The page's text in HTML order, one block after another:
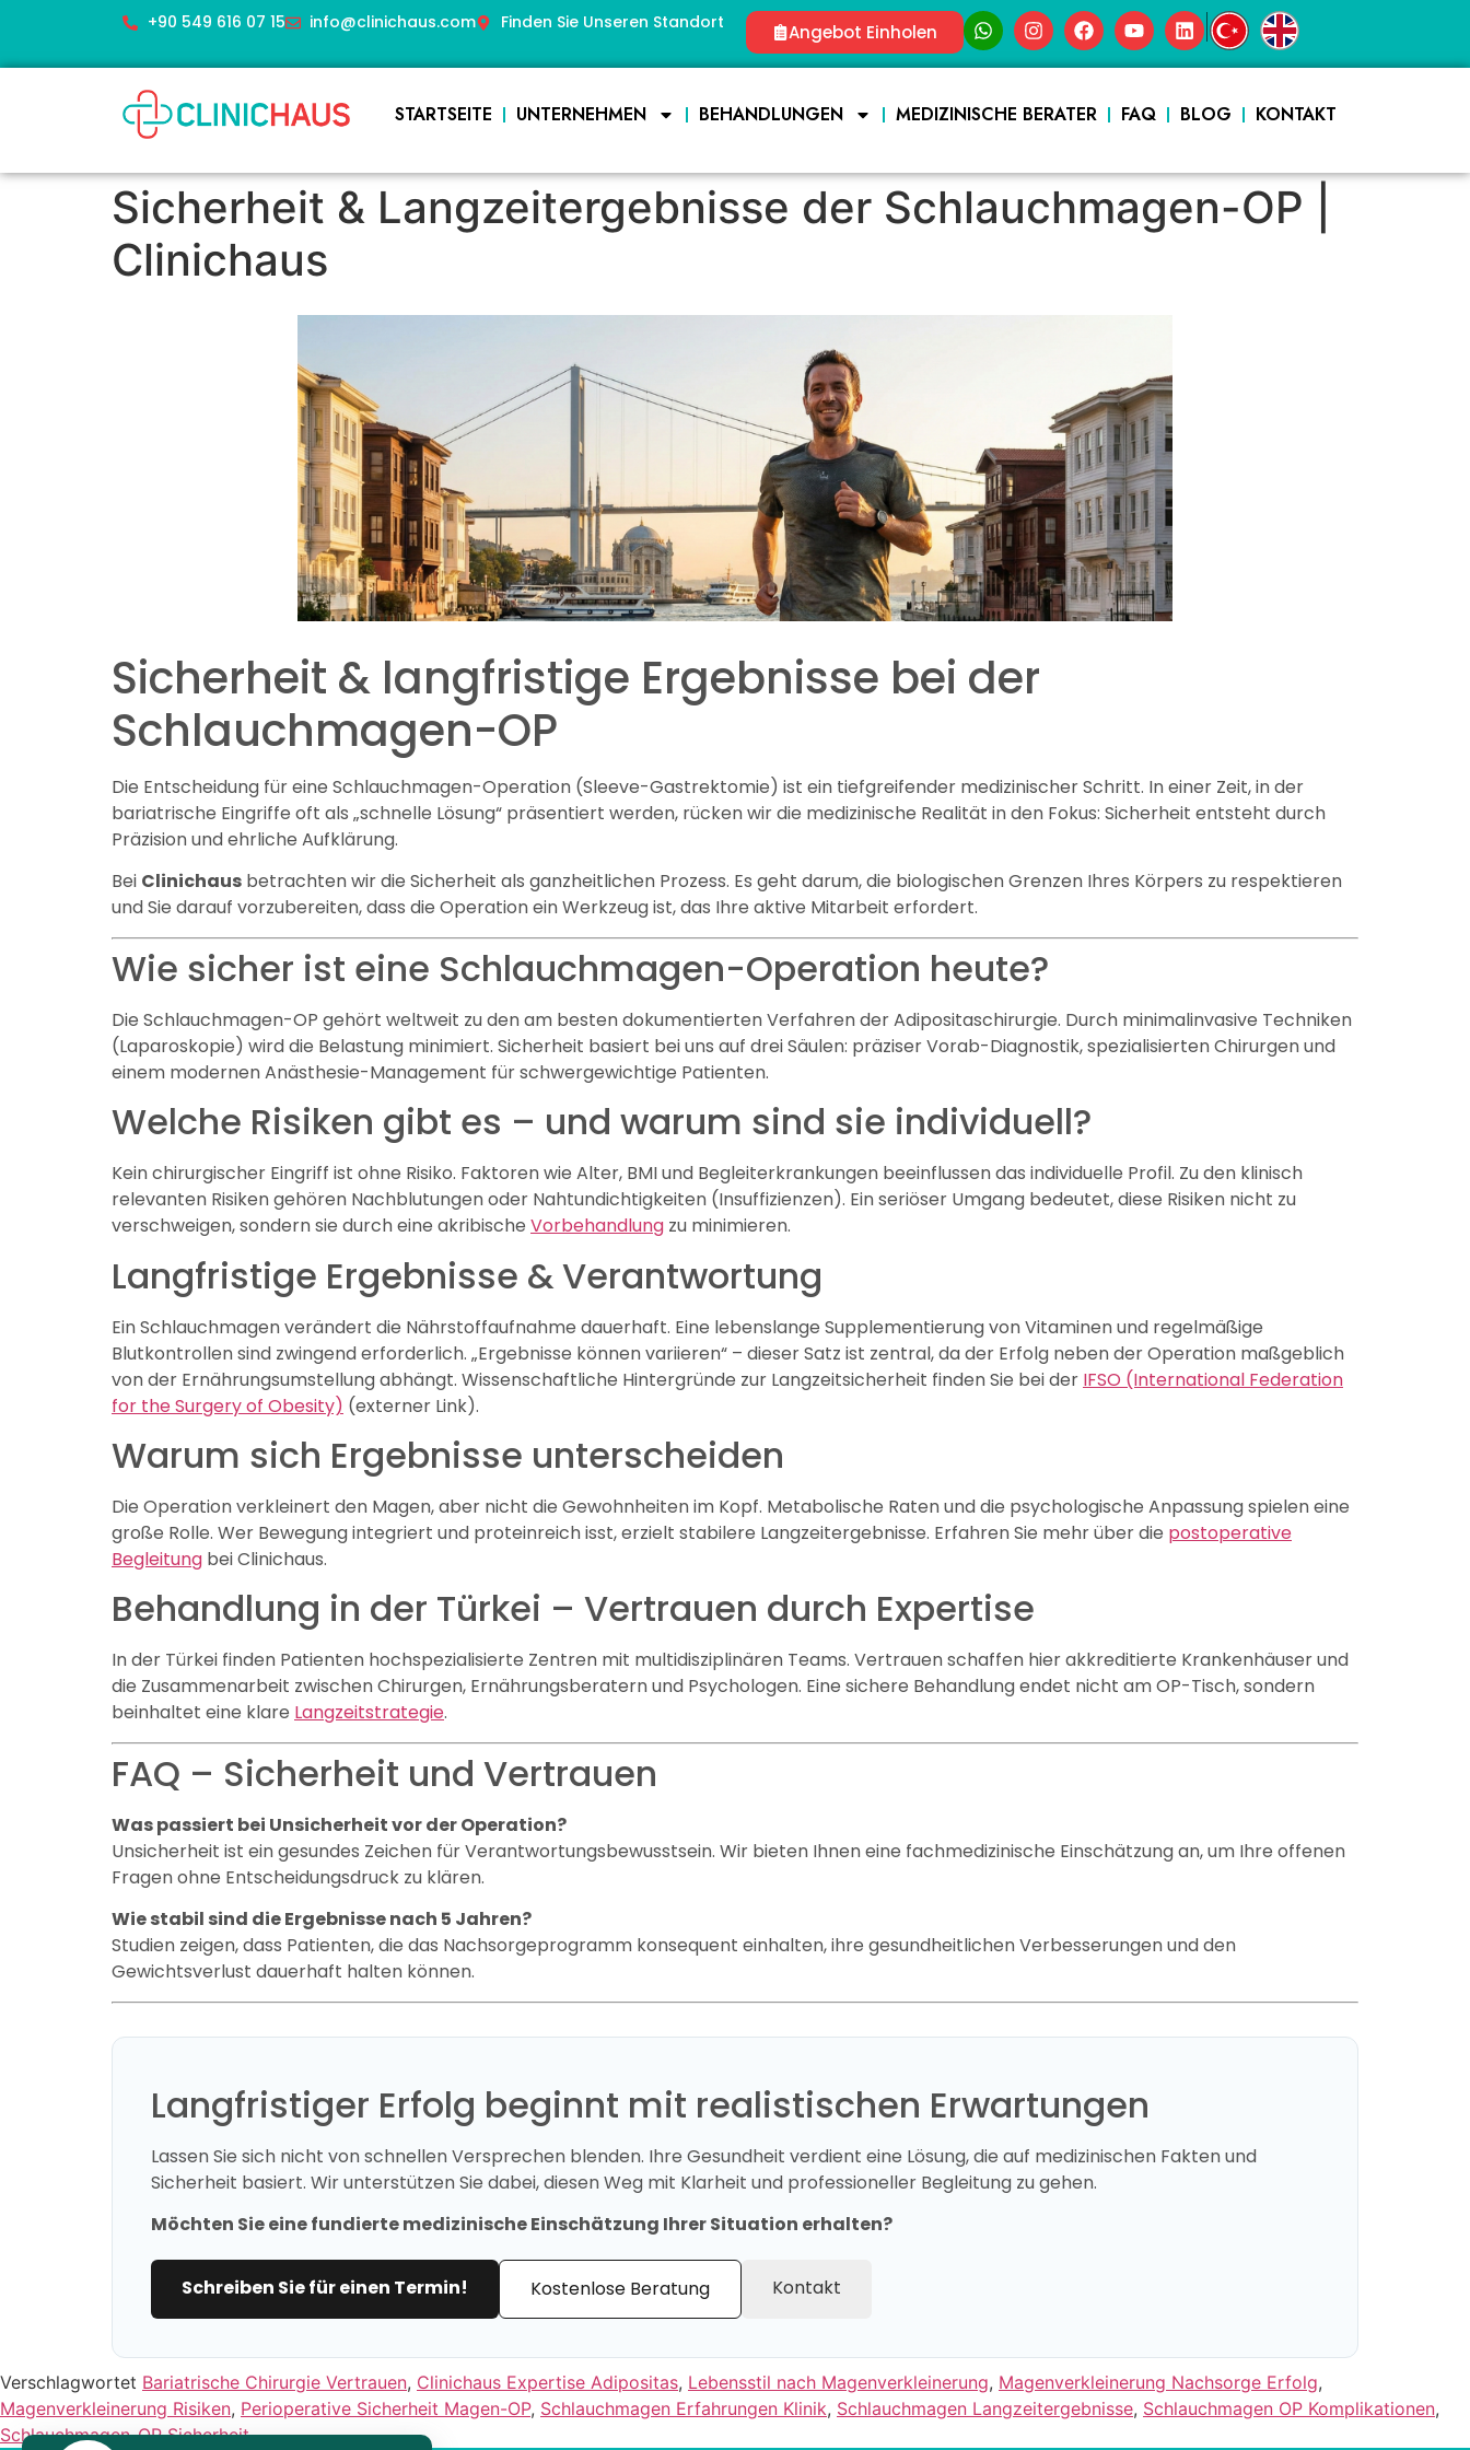
+90 549 616 07 15 info@clinichaus.com Finden Sie Unseren Standort Angebot Einholen |
STARTSEITE UNTERNEHMEN BEHANDLUNGEN MEDIZINISCHE BERATER FAQ BLOG KONTAKT
Sicherheit & Langzeitergebnisse der Schlauchmagen-OP |
Clinichaus
Sicherheit & langfristige Ergebnisse bei der
Schlauchmagen-OP
Die Entscheidung für eine Schlauchmagen-Operation (Sleeve-Gastrektomie) ist ein tiefgreifender medizinischer Schritt. In einer Zeit, in der
bariatrische Eingriffe oft als „schnelle Lösung“ präsentiert werden, rücken wir die medizinische Realität in den Fokus: Sicherheit entsteht durch
Präzision und ehrliche Aufklärung.
Bei Clinichaus betrachten wir die Sicherheit als ganzheitlichen Prozess. Es geht darum, die biologischen Grenzen Ihres Körpers zu respektieren
und Sie darauf vorzubereiten, dass die Operation ein Werkzeug ist, das Ihre aktive Mitarbeit erfordert.
Wie sicher ist eine Schlauchmagen-Operation heute?
Die Schlauchmagen-OP gehört weltweit zu den am besten dokumentierten Verfahren der Adipositaschirurgie. Durch minimalinvasive Techniken
(Laparoskopie) wird die Belastung minimiert. Sicherheit basiert bei uns auf drei Säulen: präziser Vorab-Diagnostik, spezialisierten Chirurgen und
einem modernen Anästhesie-Management für schwergewichtige Patienten.
Welche Risiken gibt es – und warum sind sie individuell?
Kein chirurgischer Eingriff ist ohne Risiko. Faktoren wie Alter, BMI und Begleiterkrankungen beeinflussen das individuelle Profil. Zu den klinisch
relevanten Risiken gehören Nachblutungen oder Nahtundichtigkeiten (Insuffizienzen). Ein seriöser Umgang bedeutet, diese Risiken nicht zu
verschweigen, sondern sie durch eine akribische Vorbehandlung zu minimieren.
Langfristige Ergebnisse & Verantwortung
Ein Schlauchmagen verändert die Nährstoffaufnahme dauerhaft. Eine lebenslange Supplementierung von Vitaminen und regelmäßige
Blutkontrollen sind zwingend erforderlich. „Ergebnisse können variieren“ – dieser Satz ist zentral, da der Erfolg neben der Operation maßgeblich
von der Ernährungsumstellung abhängt. Wissenschaftliche Hintergründe zur Langzeitsicherheit finden Sie bei der IFSO (International Federation
for the Surgery of Obesity) (externer Link).
Warum sich Ergebnisse unterscheiden
Die Operation verkleinert den Magen, aber nicht die Gewohnheiten im Kopf. Metabolische Raten und die psychologische Anpassung spielen eine
große Rolle. Wer Bewegung integriert und proteinreich isst, erzielt stabilere Langzeitergebnisse. Erfahren Sie mehr über die postoperative
Begleitung bei Clinichaus.
Behandlung in der Türkei – Vertrauen durch Expertise
In der Türkei finden Patienten hochspezialisierte Zentren mit multidisziplinären Teams. Vertrauen schaffen hier akkreditierte Krankenhäuser und
die Zusammenarbeit zwischen Chirurgen, Ernährungsberatern und Psychologen. Eine sichere Behandlung endet nicht am OP-Tisch, sondern
beinhaltet eine klare Langzeitstrategie.
FAQ – Sicherheit und Vertrauen
Was passiert bei Unsicherheit vor der Operation?
Unsicherheit ist ein gesundes Zeichen für Verantwortungsbewusstsein. Wir bieten Ihnen eine fachmedizinische Einschätzung an, um Ihre offenen
Fragen ohne Entscheidungsdruck zu klären.
Wie stabil sind die Ergebnisse nach 5 Jahren?
Studien zeigen, dass Patienten, die das Nachsorgeprogramm konsequent einhalten, ihre gesundheitlichen Verbesserungen und den
Gewichtsverlust dauerhaft halten können.
Langfristiger Erfolg beginnt mit realistischen Erwartungen
Lassen Sie sich nicht von schnellen Versprechen blenden. Ihre Gesundheit verdient eine Lösung, die auf medizinischen Fakten und
Sicherheit basiert. Wir unterstützen Sie dabei, diesen Weg mit Klarheit und professioneller Begleitung zu gehen.
Möchten Sie eine fundierte medizinische Einschätzung Ihrer Situation erhalten?
Schreiben Sie für einen Termin! Kostenlose Beratung Kontakt
Verschlagwortet Bariatrische Chirurgie Vertrauen, Clinichaus Expertise Adipositas, Lebensstil nach Magenverkleinerung, Magenverkleinerung Nachsorge Erfolg,
Magenverkleinerung Risiken, Perioperative Sicherheit Magen-OP, Schlauchmagen Erfahrungen Klinik, Schlauchmagen Langzeitergebnisse, Schlauchmagen OP Komplikationen,
Schlauchmagen-OP Sicherheit